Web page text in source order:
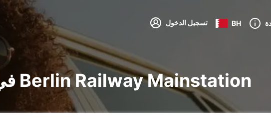
تسجيل الدخول BH
تأجير voiture و utilitaire في Berlin Railway Mainstation